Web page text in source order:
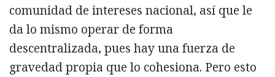
comunidad de intereses nacional, así que le
da lo mismo operar de forma
descentralizada, pues hay una fuerza de
gravedad propia que lo cohesiona. Pero esto